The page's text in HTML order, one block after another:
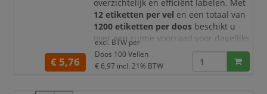
overzichtelijk en efficiënt labelen. Met
12 etiketten per vel en een totaal van
1200 etiketten per doos beschikt u
over een ruime voorraad voor dagelijks
gebruik op kantoor, in het magazijn, bij
verzending, administratie en
archivering.
€ 5,76
excl. BTW per
Doos 100 Vellen
€ 6,97 incl. 21% BTW